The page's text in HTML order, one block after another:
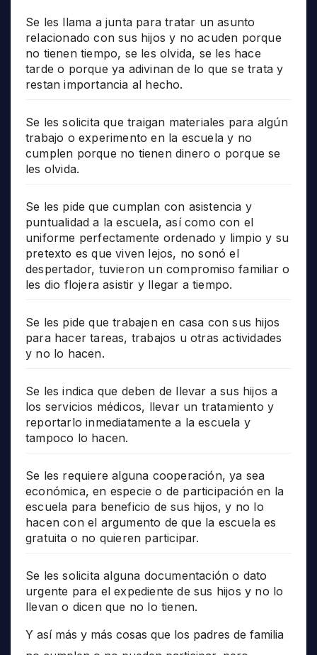
Se les llama a junta para tratar un asunto
relacionado con sus hijos y no acuden porque
no tienen tiempo, se les olvida, se les hace
tarde o porque ya adivinan de lo que se trata y
restan importancia al hecho.
Se les solicita que traigan materiales para algún
trabajo o experimento en la escuela y no
cumplen porque no tienen dinero o porque se
les olvida.
Se les pide que cumplan con asistencia y
puntualidad a la escuela, así como con el
uniforme perfectamente ordenado y limpio y su
pretexto es que viven lejos, no sonó el
despertador, tuvieron un compromiso familiar o
les dio flojera asistir y llegar a tiempo.
Se les pide que trabajen en casa con sus hijos
para hacer tareas, trabajos u otras actividades
y no lo hacen.
Se les indica que deben de llevar a sus hijos a
los servicios médicos, llevar un tratamiento y
reportarlo inmediatamente a la escuela y
tampoco lo hacen.
Se les requiere alguna cooperación, ya sea
económica, en especie o de participación en la
escuela para beneficio de sus hijos, y no lo
hacen con el argumento de que la escuela es
gratuita o no quieren participar.
Se les solicita alguna documentación o dato
urgente para el expediente de sus hijos y no lo
llevan o dicen que no lo tienen.
Y así más y más cosas que los padres de familia